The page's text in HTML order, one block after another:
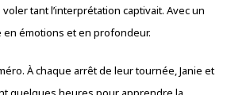
tant l’interprétation captivait. Avec un
émotions et en profondeur.
À chaque arrêt de leur tournée, Janie et